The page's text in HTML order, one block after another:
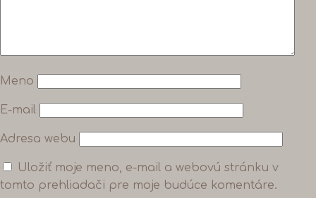
Meno
E-mail
Adresa webu
Uložiť moje meno, e-mail a webovú stránku v
tomto prehliadači pre moje budúce komentáre.